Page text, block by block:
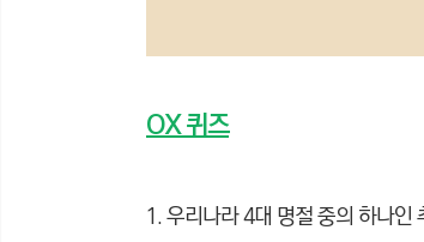
OX 퀴즈
1. 우리나라 4대 명절 중의 하나